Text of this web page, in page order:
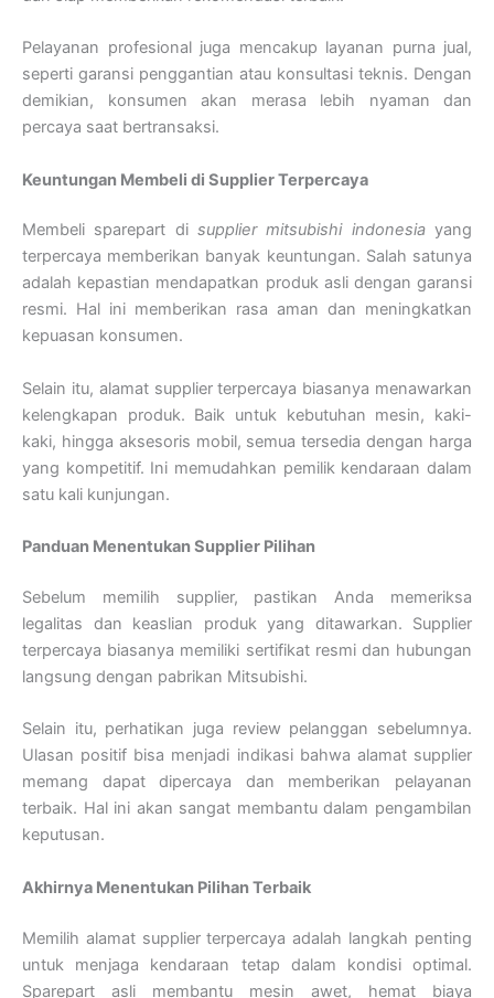
Pelayanan profesional juga mencakup layanan purna jual,
seperti garansi penggantian atau konsultasi teknis. Dengan
demikian, konsumen akan merasa lebih nyaman dan
percaya saat bertransaksi.
Keuntungan Membeli di Supplier Terpercaya
Membeli sparepart di supplier mitsubishi indonesiayang
terpercaya memberikan banyak keuntungan. Salah satunya
adalah kepastian mendapatkan produk asli dengan garansi
resmi. Hal ini memberikan rasa aman dan meningkatkan
kepuasan konsumen.
Selain itu, alamat supplier terpercaya biasanya menawarkan
kelengkapan produk. Baik untuk kebutuhan mesin, kaki-
kaki, hingga aksesoris mobil, semua tersedia dengan harga
yang kompetitif. Ini memudahkan pemilik kendaraan dalam
satu kali kunjungan.
Panduan Menentukan Supplier Pilihan
Sebelum memilih supplier, pastikan Anda memeriksa
legalitas dan keaslian produk yang ditawarkan. Supplier
terpercaya biasanya memiliki sertifikat resmi dan hubungan
langsung dengan pabrikan Mitsubishi.
Selain itu, perhatikan juga review pelanggan sebelumnya.
Ulasan positif bisa menjadi indikasi bahwa alamat supplier
memang dapat dipercaya dan memberikan pelayanan
terbaik. Hal ini akan sangat membantu dalam pengambilan
keputusan.
Akhirnya Menentukan Pilihan Terbaik
Memilih alamat supplier terpercaya adalah langkah penting
untuk menjaga kendaraan tetap dalam kondisi optimal.
Sparepart asli membantu mesin awet, hemat biaya